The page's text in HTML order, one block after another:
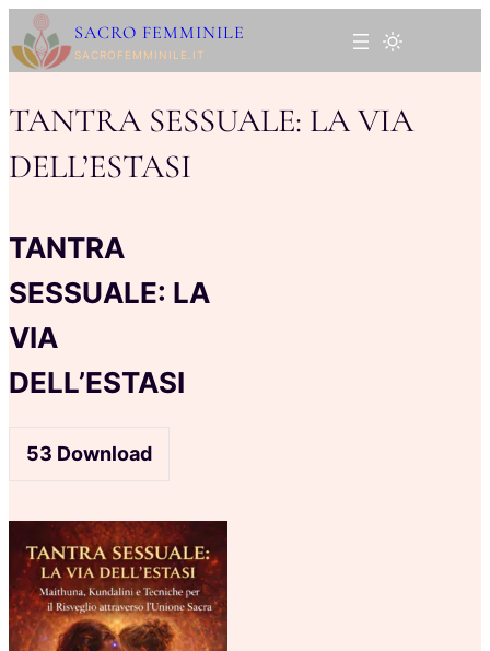
al
contenuto
SACRO FEMMINILE
SACROFEMMINILE.IT
TANTRA SESSUALE: LA VIA
DELL’ESTASI
TANTRA
SESSUALE: LA
VIA
DELL’ESTASI
53 Download